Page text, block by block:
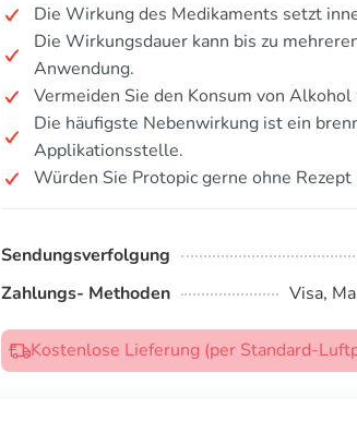
Die Wirkung des Medikaments setzt
Die Wirkungsdauer kann bis zu
Anwendung.
Vermeiden Sie den Konsum von
Die häufigste Nebenwirkung ist ein
Applikationsstelle.
Würden Sie Protopic gerne ohne Rezept
Sendungsverfolgung
Zahlungs- Methoden
Visa,
Kostenlose Lieferung (per Standard-